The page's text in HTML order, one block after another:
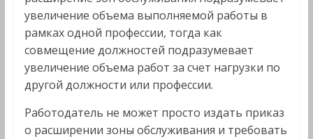
увеличение объема выполняемой работы в
рамках одной профессии, тогда как
совмещение должностей подразумевает
увеличение объема работ за счет нагрузки по
другой должности или профессии.
Работодатель не может просто издать приказ
о расширении зоны обслуживания и требовать